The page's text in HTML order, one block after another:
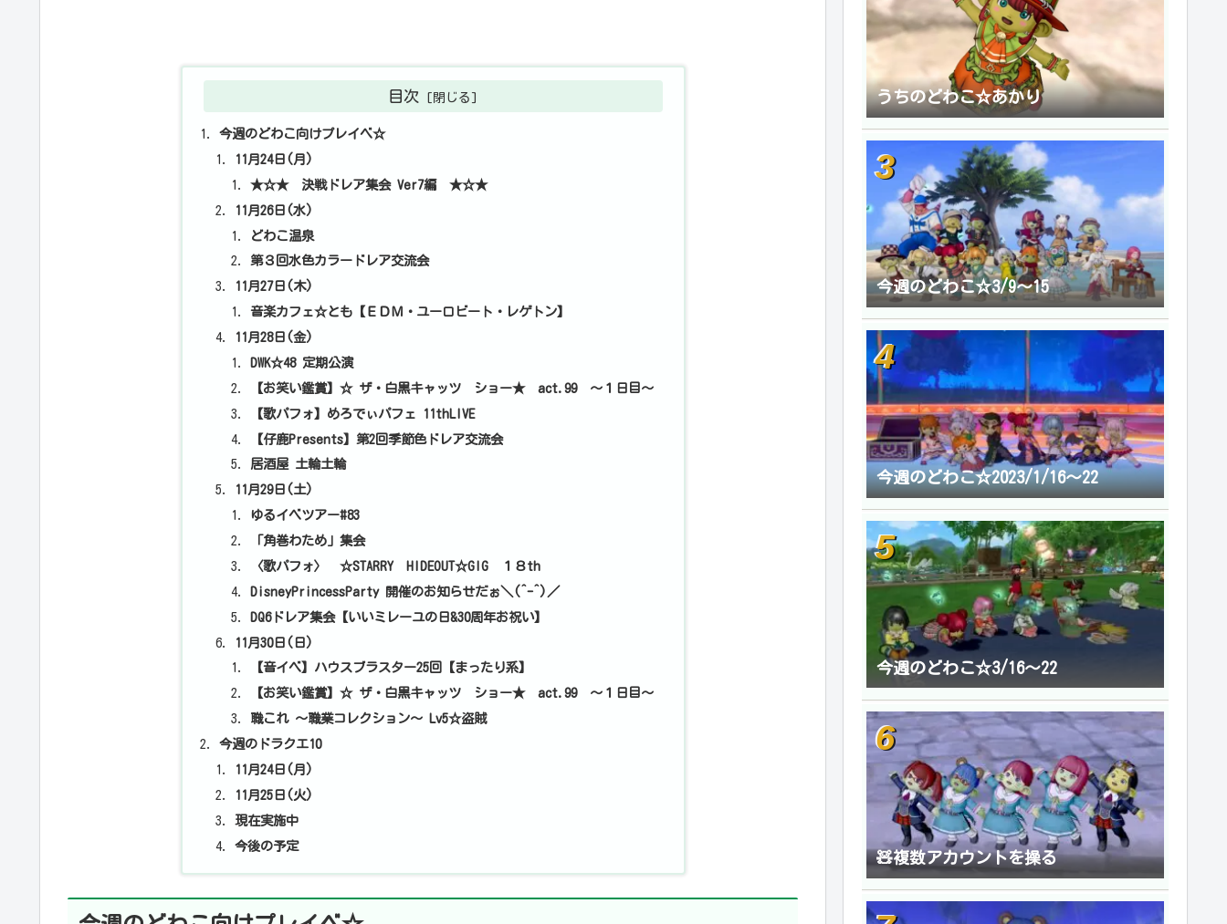
目次
今週のどわこ向けプレイベ☆
11月24日(月)
★☆★ 決戦ドレア集会 Ver7編 ★☆★
11月26日(水)
どわこ温泉
第３回水色カラードレア交流会
11月27日(木)
音楽カフェ☆とも【ＥＤＭ・ユーロビート・レゲトン】
11月28日(金)
DWK☆48 定期公演
【お笑い鑑賞】☆ ザ・白黒キャッツ ショー★ act.99 ～１日目～
【歌パフォ】めろでぃパフェ 11thLIVE
【仔鹿Presents】第2回季節色ドレア交流会
居酒屋 土輪土輪
11月29日(土)
ゆるイベツアー#83
「角巻わため」集会
〈歌パフォ〉 ☆STARRY HIDEOUT☆GIG １８th
DisneyPrincessParty 開催のお知らせだぉ＼(^-^)／
DQ6ドレア集会【いいミレーユの日&30周年お祝い】
11月30日(日)
【音イベ】ハウスブラスター25回【まったり系】
【お笑い鑑賞】☆ ザ・白黒キャッツ ショー★ act.99 ～１日目～
職これ ～職業コレクション～ Lv5☆盗賊
今週のドラクエ10
11月24日(月)
11月25日(火)
現在実施中
今後の予定
うちのどわこ☆あかり
今週のどわこ☆3/9～15
今週のどわこ☆2023/1/16～22
今週のどわこ☆3/16～22
🧸複数アカウントを操る